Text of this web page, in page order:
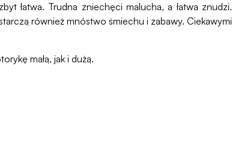
łatwa. Trudna zniechęci malucha, a łatwa znudzi.
również mnóstwo śmiechu i zabawy. Ciekawymi
małą, jak i dużą.